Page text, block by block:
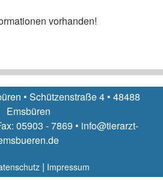
vorhanden!
• Schützenstraße 4 • 48488
Emsbüren
05903 - 7869 • info@tierarzt-
| Impressum